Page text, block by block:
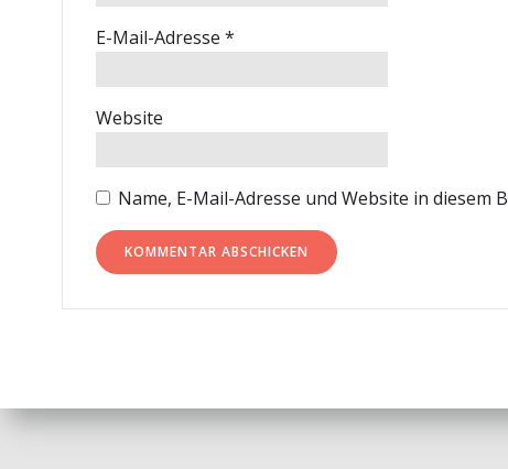
E-Mail-Adresse *
Website
Name, E-Mail-Adresse und Website in